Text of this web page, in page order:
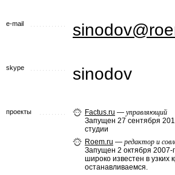
e-mail
skype sinodov
проекты Factus.ru — управляющий
Запущен 27 сентября
студии
Roem.ru — редактор и
Запущен 2 октября 2007-
широко известен в узких
останавливаемся.